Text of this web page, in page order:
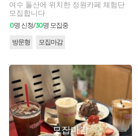
여수 돌산에 위치한 정원카페 체험단
모집합니다
0명 신청/30명 모집중
방문형 모집마감
모집마감